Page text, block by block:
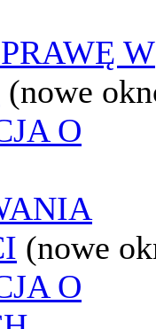
W
(nowe
O
(nowe
O